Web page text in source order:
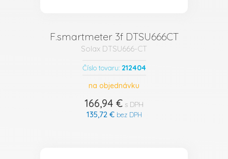
F.smartmeter 3f DTSU666CT
Solax DTSU666-CT
Číslo tovaru: 212404
na objednávku
166,94 € s DPH
135,72 €bez DPH